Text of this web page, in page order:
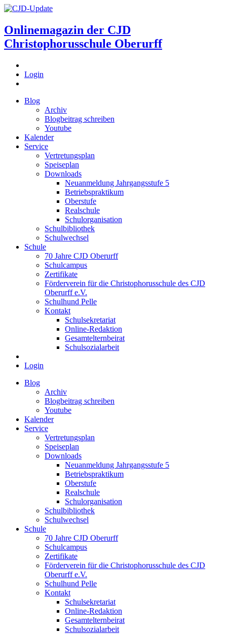
Onlinemagazin der CJD
Christophorusschule Oberurff
Login
Blog
Archiv
Blogbeitrag schreiben
Youtube
Kalender
Service
Vertretungsplan
Speiseplan
Downloads
Neuanmeldung Jahrgangsstufe 5
Betriebspraktikum
Oberstufe
Realschule
Schulorganisation
Schulbibliothek
Schulwechsel
Schule
70 Jahre CJD Oberurff
Schulcampus
Zertifikate
Förderverein für die Christophorusschule des CJD
Oberurff e.V.
Schulhund Pelle
Kontakt
Schulsekretariat
Online-Redaktion
Gesamtelternbeirat
Schulsozialarbeit
Login
Blog
Archiv
Blogbeitrag schreiben
Youtube
Kalender
Service
Vertretungsplan
Speiseplan
Downloads
Neuanmeldung Jahrgangsstufe 5
Betriebspraktikum
Oberstufe
Realschule
Schulorganisation
Schulbibliothek
Schulwechsel
Schule
70 Jahre CJD Oberurff
Schulcampus
Zertifikate
Förderverein für die Christophorusschule des CJD
Oberurff e.V.
Schulhund Pelle
Kontakt
Schulsekretariat
Online-Redaktion
Gesamtelternbeirat
Schulsozialarbeit